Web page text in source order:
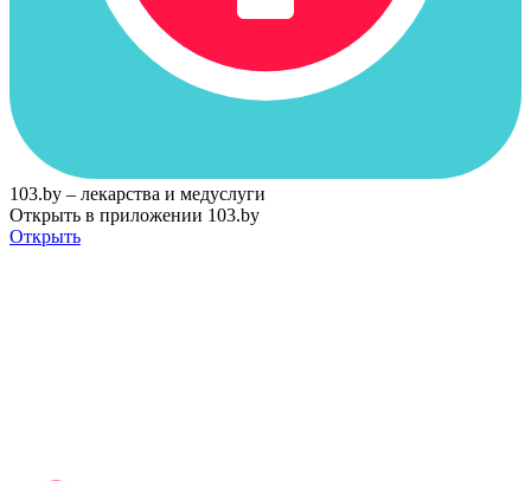
103.by – лекарства и медуслуги
Открыть в приложении 103.by
Открыть